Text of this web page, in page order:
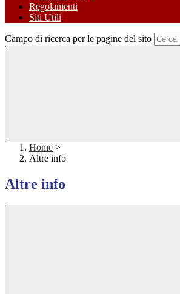
Regolamenti
Siti Utili
Campo di ricerca per le pagine del sito
Home >
Altre info
Altre info